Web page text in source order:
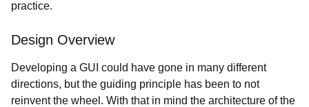
practice.
Design Overview
Developing a GUI could have gone in many different
directions, but the guiding principle has been to not
reinvent the wheel. With that in mind the architecture of the